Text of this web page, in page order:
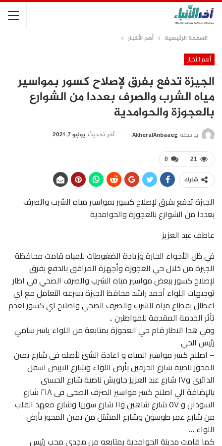
الصفحة الرئيسية أهم الأخبار
أهم الأخبار
الجيزة تدفع بفرق لإصلاح كسور بمواسير
مياه الشرب والصرف بعددا من الشوارع
بالعجوزة والحوامدية
بواسطة AkheralAnbaaeg آخر تحديث يوليو 7, 2021
0 21
شارك
الجيزة تدفع بفرق لإصلاح كسور بمواسير مياه الشرب والصرف
بعددا من الشوارع بالعجوزة والحوامدية
عاطف عبد العزيز
في ظل الأجواء الحارة وزيادة الضغوطات للمياه قامت محافظة
الجيزة من خلال حي العجوزة وأجهزة المرافق بالدفع بفرق
لإصلاح كسور ببعض مواسير مياه الشرب والصرف الصحي في اطار
توجيهات اللواء أحمد راشد محافظ الجيزة بسرعه التعامل مع اي
اعطال بقطاع مياه الشرب والصرف الصحي واصلاح اي كسور لعدم
تأثر الخدمة المقدمة للمواطنين ..
وفي هذا الاطار قام حي العجوزة بمتابعة من اللواء ياسر سامي
رئيس الحي
– اصلاح كسر مواسير المياه و اعادة الشئ لأصله فى شارع يمين
المحور ناصية شارع الحرمين بأرض اللواء وشارع الابيض اسفل
الدائرى و️١٧ شارع عبد العزيز جاويش ناصية شارع الحسنى
بالإضافة الي اصلاح كسر مواسير الصرف الصحى فى ️٢١٨ شارع
السودان و ٥٧ شارع شاهين و️١١ شارع سوريا وشارع معهد القلب
من شارع عمر طوسون وشارع المشتل من يمين المحور بأرض
اللواء …
كما قامت مدينة الحوامدية بمتابعه من مجدي محب رئيس